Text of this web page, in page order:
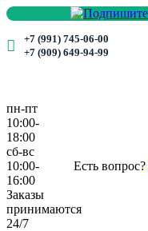
+7 (991) 745-06-00
+7 (909) 649-94-99
пн-пт
10:00-
18:00
сб-вс
10:00-
16:00
Заказы
принимаются
24/7
Есть вопрос?